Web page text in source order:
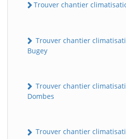
Trouver chantier
Trouver chantier
Bugey
Trouver chantier
Dombes
Trouver chantier